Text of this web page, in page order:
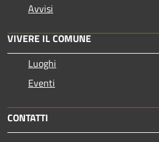
Avvisi
VIVERE IL COMUNE
Luoghi
Eventi
CONTATTI